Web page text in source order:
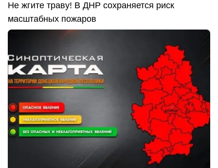
Не жгите траву! В ДНР сохраняется риск
масштабных пожаров